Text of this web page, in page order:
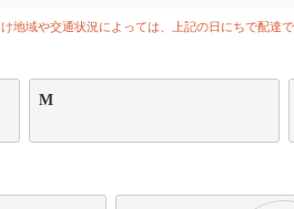
地域や交通状況によっては、上記の日にちで配達
M